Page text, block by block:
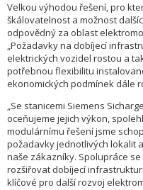
Velkou výhodou řešení, pro
škálovatelnost a možnost
odpovědný za oblast
„Požadavky na dobíjecí
elektrických vozidel rostou a
potřebnou flexibilitu
ekonomických podmínek dále
„Se stanicemi Siemens
oceňujeme jejich výkon,
modulárnímu řešení jsme
požadavky jednotlivých lokalit
naše zákazníky. Spolupráce
rozšiřovat dobíjecí
klíčové pro další rozvoj